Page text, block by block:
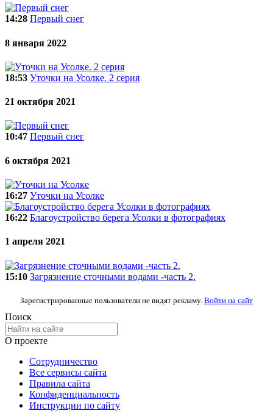
14:28 Первый снег
8 января 2022
18:53 Уточки на Усолке. 2 серия
21 октября 2021
10:47 Первый снег
6 октября 2021
16:27 Уточки на Усолке
16:22 Благоустройство берега Усолки в фотографиях
1 апреля 2021
15:10 Загрязнение сточными водами -часть 2.
Зарегистрированные пользователи не видят рекламу. Войти на сайт
Поиск
О проекте
Сотрудничество
Все сервисы сайта
Правила сайта
Конфиденциальность
Инструкции по сайту